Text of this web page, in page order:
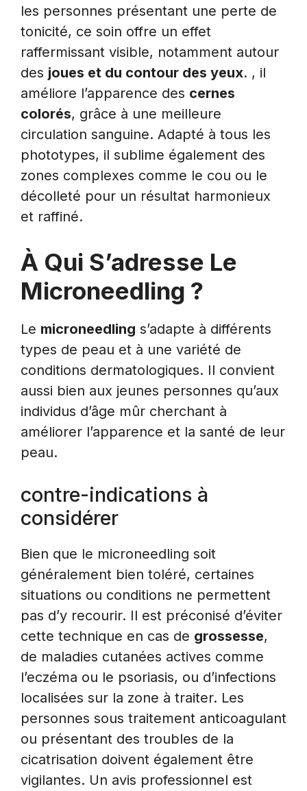
les personnes présentant une perte de
tonicité, ce soin offre un effet
raffermissant visible, notamment autour
des joues et du contour des yeux. , il
améliore l’apparence des cernes
colorés, grâce à une meilleure
circulation sanguine. Adapté à tous les
phototypes, il sublime également des
zones complexes comme le cou ou le
décolleté pour un résultat harmonieux
et raffiné.
À Qui S’adresse Le
Microneedling ?
Le microneedling s’adapte à différents
types de peau et à une variété de
conditions dermatologiques. Il convient
aussi bien aux jeunes personnes qu’aux
individus d’âge mûr cherchant à
améliorer l’apparence et la santé de leur
peau.
contre-indications à
considérer
Bien que le microneedling soit
généralement bien toléré, certaines
situations ou conditions ne permettent
pas d’y recourir. Il est préconisé d’éviter
cette technique en cas de grossesse,
de maladies cutanées actives comme
l’eczéma ou le psoriasis, ou d’infections
localisées sur la zone à traiter. Les
personnes sous traitement anticoagulant
ou présentant des troubles de la
cicatrisation doivent également être
vigilantes. Un avis professionnel est